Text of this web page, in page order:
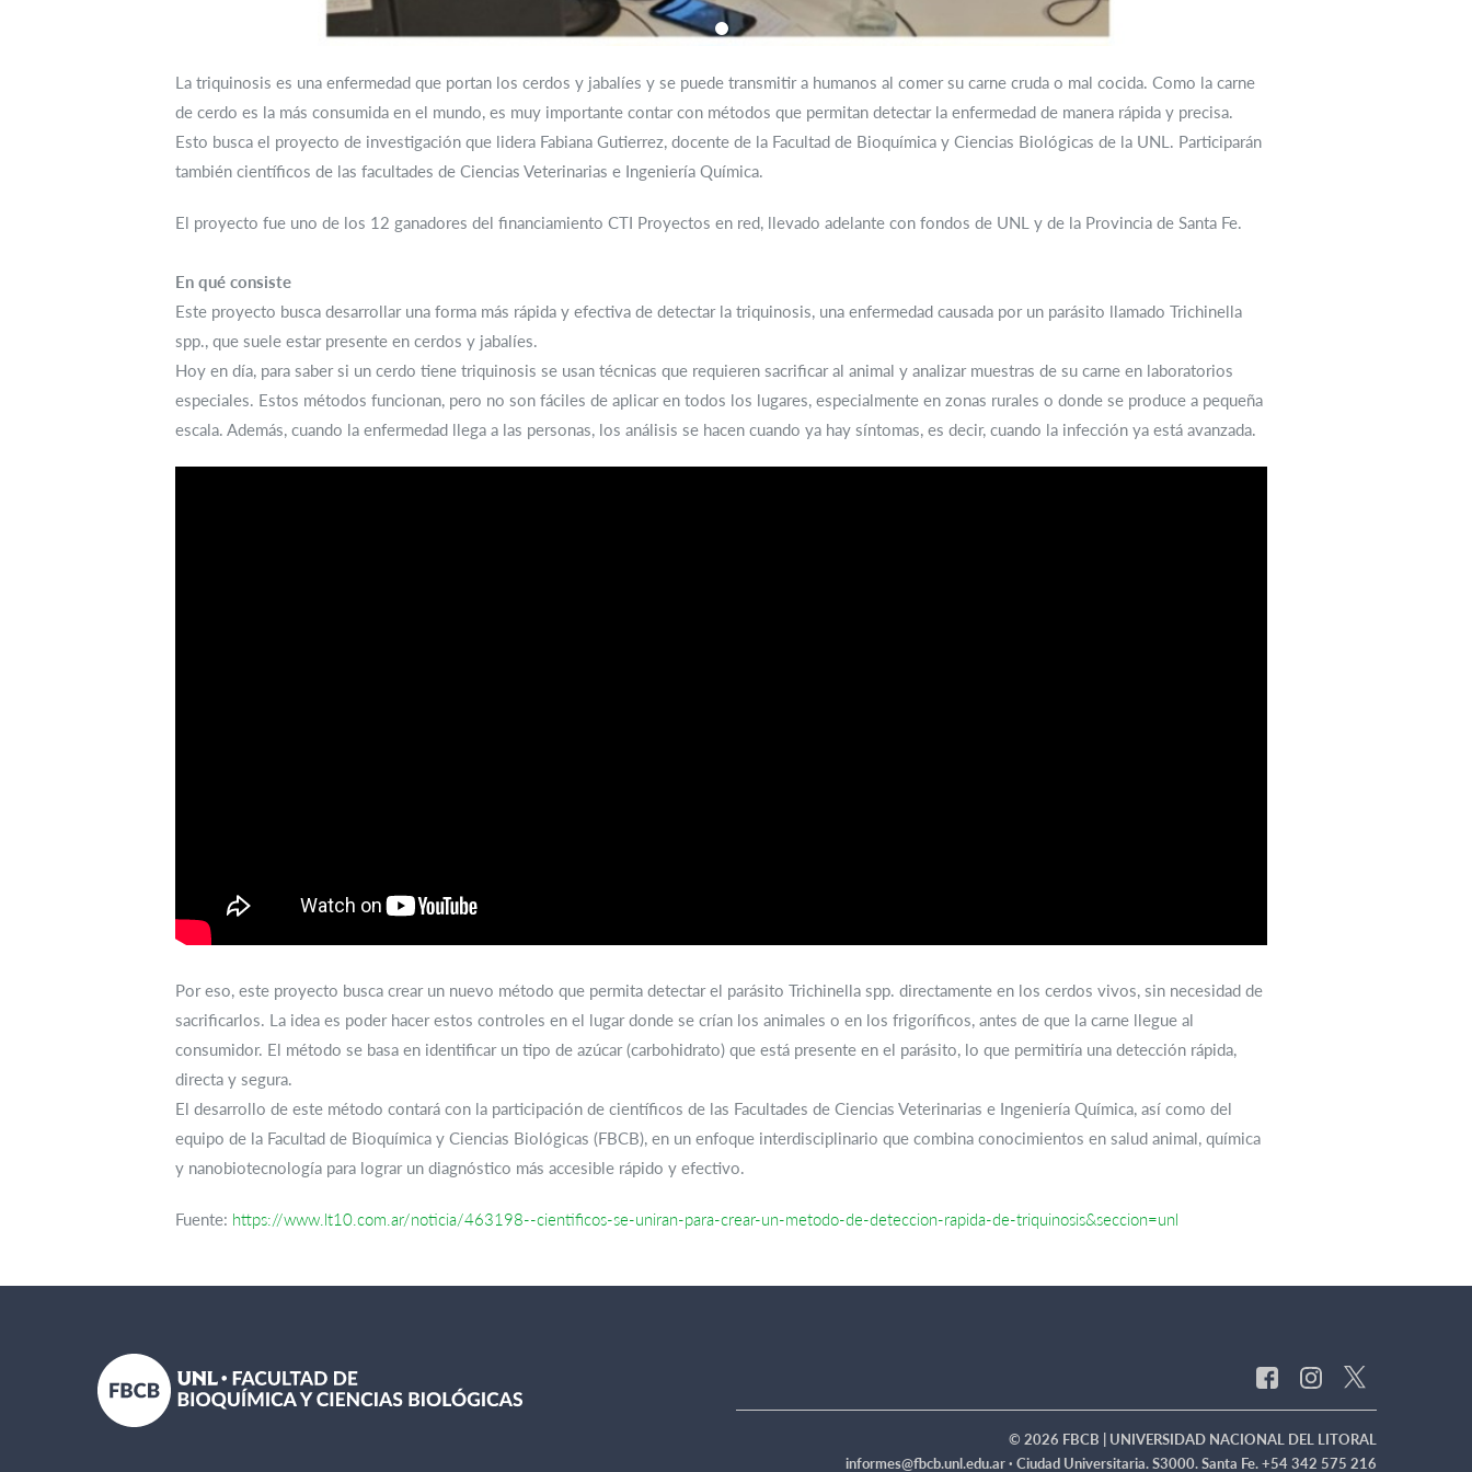
La triquinosis es una enfermedad que portan los cerdos y jabalíes y se puede transmitir a humanos al comer su carne cruda o mal cocida. Como la carne
de cerdo es la más consumida en el mundo, es muy importante contar con métodos que permitan detectar la enfermedad de manera rápida y precisa.
Esto busca el proyecto de investigación que lidera Fabiana Gutierrez, docente de la Facultad de Bioquímica y Ciencias Biológicas de la UNL. Participarán
también científicos de las facultades de Ciencias Veterinarias e Ingeniería Química.
El proyecto fue uno de los 12 ganadores del financiamiento CTI Proyectos en red, llevado adelante con fondos de UNL y de la Provincia de Santa Fe.
En qué consiste
Este proyecto busca desarrollar una forma más rápida y efectiva de detectar la triquinosis, una enfermedad causada por un parásito llamado Trichinella
spp., que suele estar presente en cerdos y jabalíes.
Hoy en día, para saber si un cerdo tiene triquinosis se usan técnicas que requieren sacrificar al animal y analizar muestras de su carne en laboratorios
especiales. Estos métodos funcionan, pero no son fáciles de aplicar en todos los lugares, especialmente en zonas rurales o donde se produce a pequeña
escala. Además, cuando la enfermedad llega a las personas, los análisis se hacen cuando ya hay síntomas, es decir, cuando la infección ya está avanzada.
Por eso, este proyecto busca crear un nuevo método que permita detectar el parásito Trichinella spp. directamente en los cerdos vivos, sin necesidad de
sacrificarlos. La idea es poder hacer estos controles en el lugar donde se crían los animales o en los frigoríficos, antes de que la carne llegue al
consumidor. El método se basa en identificar un tipo de azúcar (carbohidrato) que está presente en el parásito, lo que permitiría una detección rápida,
directa y segura.
El desarrollo de este método contará con la participación de científicos de las Facultades de Ciencias Veterinarias e Ingeniería Química, así como del
equipo de la Facultad de Bioquímica y Ciencias Biológicas (FBCB), en un enfoque interdisciplinario que combina conocimientos en salud animal, química
y nanobiotecnología para lograr un diagnóstico más accesible rápido y efectivo.
Fuente: https://www.lt10.com.ar/noticia/463198--cientificos-se-uniran-para-crear-un-metodo-de-deteccion-rapida-de-triquinosis&seccion=unl
© 2026 FBCB | UNIVERSIDAD NACIONAL DEL LITORAL
informes@fbcb.unl.edu.ar · Ciudad Universitaria. S3000. Santa Fe. +54 342 575 216